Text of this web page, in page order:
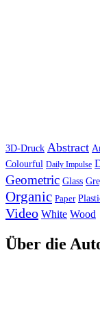
3D-Druck Abstract
Colourful Daily Impulse
Geometric Glass
Organic Paper
Video White Wood
Über die